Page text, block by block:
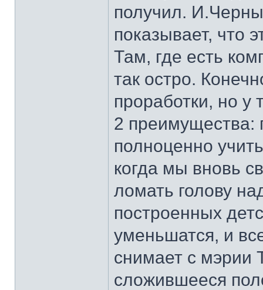
получил.
показывает, что
Там, где есть
так остро.
проработки, но у
2 преимущества:
полноценно
когда мы вновь
ломать голову
построенных
уменьшатся, и
снимает с мэрии
сложившееся